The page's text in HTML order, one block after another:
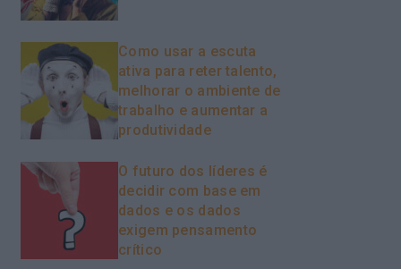
Como usar a escuta
ativa para reter talento,
melhorar o ambiente de
trabalho e aumentar a
produtividade
O futuro dos líderes é
decidir com base em
dados e os dados
exigem pensamento
crítico